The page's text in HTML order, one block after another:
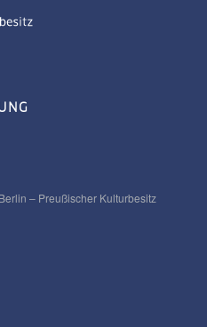
– Preußischer Kulturbesitz